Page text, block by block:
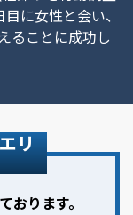
に女性と会い、
ることに成功し
リ
おります。